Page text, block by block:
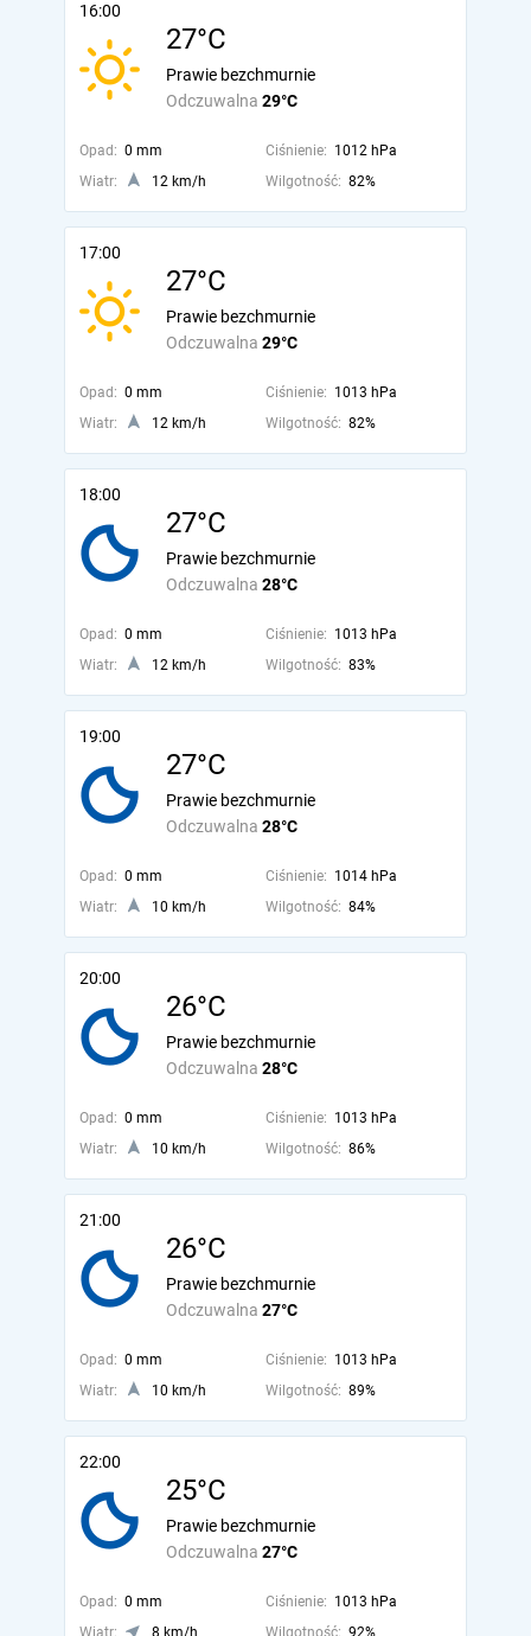
16:00
27°C
Odczuwalna 29°C
Prawie bezchmurnie
Opad: 0 mm Ciśnienie: 1012 hPa
Wiatr:
12 km/h Wilgotność: 82%
17:00
27°C
Odczuwalna 29°C
Prawie bezchmurnie
Opad: 0 mm Ciśnienie: 1013 hPa
Wiatr:
12 km/h Wilgotność: 82%
18:00
27°C
Odczuwalna 28°C
Prawie bezchmurnie
Opad: 0 mm Ciśnienie: 1013 hPa
Wiatr:
12 km/h Wilgotność: 83%
19:00
27°C
Odczuwalna 28°C
Prawie bezchmurnie
Opad: 0 mm Ciśnienie: 1014 hPa
Wiatr:
10 km/h Wilgotność: 84%
20:00
26°C
Odczuwalna 28°C
Prawie bezchmurnie
Opad: 0 mm Ciśnienie: 1013 hPa
Wiatr:
10 km/h Wilgotność: 86%
21:00
26°C
Odczuwalna 27°C
Prawie bezchmurnie
Opad: 0 mm Ciśnienie: 1013 hPa
Wiatr:
10 km/h Wilgotność: 89%
22:00
25°C
Odczuwalna 27°C
Prawie bezchmurnie
Opad: 0 mm Ciśnienie: 1013 hPa
Wiatr:
8 km/h Wilgotność: 92%